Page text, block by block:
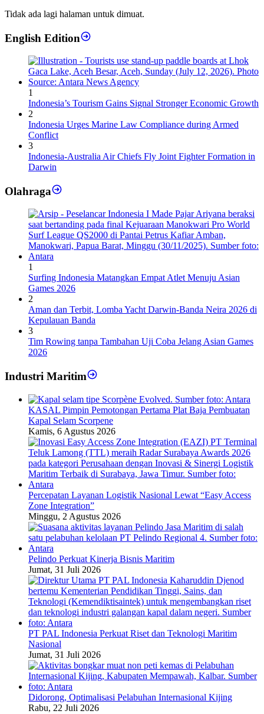
Tidak ada lagi halaman untuk dimuat.
English Edition
1
Indonesia’s Tourism Gains Signal Stronger Economic Growth
2
Indonesia Urges Marine Law Compliance during Armed
Conflict
3
Indonesia-Australia Air Chiefs Fly Joint Fighter Formation in
Darwin
Olahraga
1
Surfing Indonesia Matangkan Empat Atlet Menuju Asian
Games 2026
2
Aman dan Terbit, Lomba Yacht Darwin-Banda Neira 2026 di
Kepulauan Banda
3
Tim Rowing tanpa Tambahan Uji Coba Jelang Asian Games
2026
Industri Maritim
KASAL Pimpin Pemotongan Pertama Plat Baja Pembuatan
Kapal Selam Scorpene
Kamis, 6 Agustus 2026
Percepatan Layanan Logistik Nasional Lewat “Easy Access
Zone Integration”
Minggu, 2 Agustus 2026
Pelindo Perkuat Kinerja Bisnis Maritim
Jumat, 31 Juli 2026
PT PAL Indonesia Perkuat Riset dan Teknologi Maritim
Nasional
Jumat, 31 Juli 2026
Didorong, Optimalisasi Pelabuhan Internasional Kijing
Rabu, 22 Juli 2026